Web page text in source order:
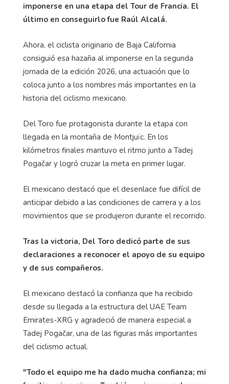
imponerse en una etapa del Tour de Francia. El
último en conseguirlo fue Raúl Alcalá.
Ahora, el ciclista originario de Baja California
consiguió esa hazaña al imponerse en la segunda
jornada de la edición 2026, una actuación que lo
coloca junto a los nombres más importantes en la
historia del ciclismo mexicano.
Del Toro fue protagonista durante la etapa con
llegada en la montaña de Montjuïc. En los
kilómetros finales mantuvo el ritmo junto a Tadej
Pogačar y logró cruzar la meta en primer lugar.
El mexicano destacó que el desenlace fue difícil de
anticipar debido a las condiciones de carrera y a los
movimientos que se produjeron durante el recorrido.
Tras la victoria, Del Toro dedicó parte de sus
declaraciones a reconocer el apoyo de su equipo
y de sus compañeros.
El mexicano destacó la confianza que ha recibido
desde su llegada a la estructura del UAE Team
Emirates-XRG y agradeció de manera especial a
Tadej Pogačar, una de las figuras más importantes
del ciclismo actual.
"Todo el equipo me ha dado mucha confianza; mi